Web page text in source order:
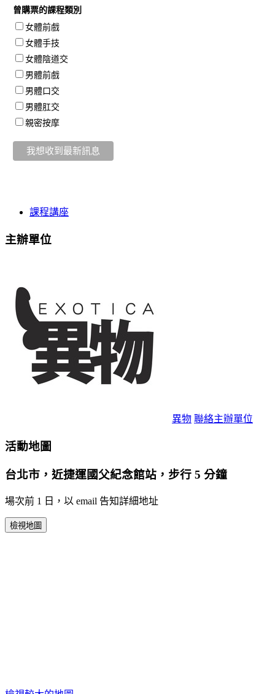
曾購票的課程類別
女體前戲
女體手技
女體陰道交
男體前戲
男體口交
男體肛交
親密按摩
課程講座
主辦單位
異物 聯絡主辦單位
活動地圖
台北市，近捷運國父紀念館站，步行 5 分鐘
場次前 1 日，以 email 告知詳細地址
檢視地圖